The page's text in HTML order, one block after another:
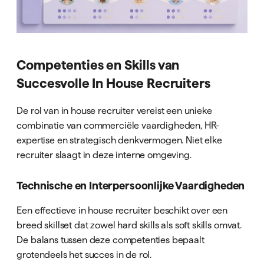
Competenties en Skills van
Succesvolle In House Recruiters
De rol van in house recruiter vereist een unieke
combinatie van commerciële vaardigheden, HR-
expertise en strategisch denkvermogen. Niet elke
recruiter slaagt in deze interne omgeving.
Technische en Interpersoonlijke Vaardigheden
Een effectieve in house recruiter beschikt over een
breed skillset dat zowel hard skills als soft skills omvat.
De balans tussen deze competenties bepaalt
grotendeels het succes in de rol.